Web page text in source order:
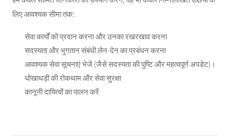
लिए आवश्यक सीमा तक:
सेवा कार्यों को प्रदान करना और उनका रखरखाव करना
सदस्यता और भुगतान संबंधी लेन-देन का प्रबंधन करना
आवश्यक सेवा सूचनाएं भेजें (जैसे सदस्यता की पुष्टि और महत्वपूर्ण अपडेट)।
धोखाधड़ी की रोकथाम और सेवा सुरक्षा
कानूनी दायित्वों का पालन करें